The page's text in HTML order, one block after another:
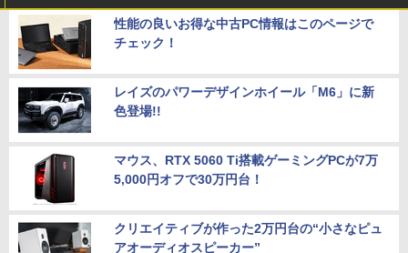
性能の良いお得な中古PC情報はこのページで
チェック！
レイズのパワーデザインホイール「M6」に新
色登場!!
マウス、RTX 5060 Ti搭載ゲーミングPCが7万
5,000円オフで30万円台！
クリエイティブが作った2万円台の“小さなピュ
アオーディオスピーカー”